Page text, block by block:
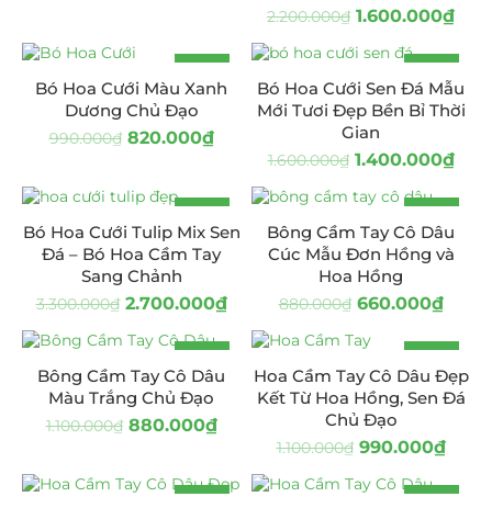
2.200.000₫ 1.600.000₫
-17%
Bó Hoa Cưới Màu Xanh
Dương Chủ Đạo
990.000₫ 820.000₫
-13%
Bó Hoa Cưới Sen Đá Mẫu
Mới Tươi Đẹp Bền Bỉ Thời
Gian
1.600.000₫ 1.400.000₫
-18%
Bó Hoa Cưới Tulip Mix Sen
Đá – Bó Hoa Cầm Tay
Sang Chảnh
3.300.000₫ 2.700.000₫
-25%
Bông Cầm Tay Cô Dâu
Cúc Mẫu Đơn Hồng và
Hoa Hồng
880.000₫ 660.000₫
-20%
Bông Cầm Tay Cô Dâu
Màu Trắng Chủ Đạo
1.100.000₫ 880.000₫
-10%
Hoa Cầm Tay Cô Dâu Đẹp
Kết Từ Hoa Hồng, Sen Đá
Chủ Đạo
1.100.000₫ 990.000₫
-25% -19%